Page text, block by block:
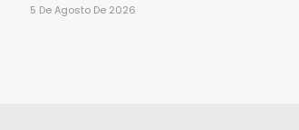
5 De Agosto De 2026